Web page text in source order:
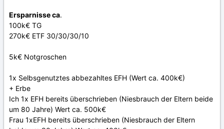
Ersparnisse ca.
100k€ TG
270k€ ETF 30/30/30/10
5k€ Notgroschen
1x Selbsgenutztes abbezahltes EFH (Wert ca. 400k€)
+ Erbe
Ich 1x EFH bereits überschrieben (Niesbrauch der Eltern beide
um 80 Jahre) Wert ca. 500k€
Frau 1xEFH bereits überschrieben (Niesbrauch der Eltern